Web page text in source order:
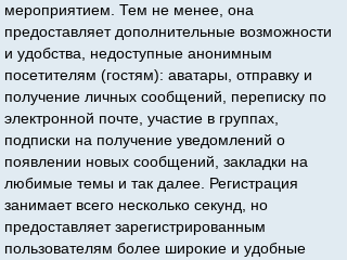
мероприятием. Тем не менее, она
предоставляет дополнительные возможности
и удобства, недоступные анонимным
посетителям (гостям): аватары, отправку и
получение личных сообщений, переписку по
электронной почте, участие в группах,
подписки на получение уведомлений о
появлении новых сообщений, закладки на
любимые темы и так далее. Регистрация
занимает всего несколько секунд, но
предоставляет зарегистрированным
пользователям более широкие и удобные